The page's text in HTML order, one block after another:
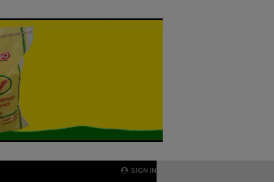
SIGN IN